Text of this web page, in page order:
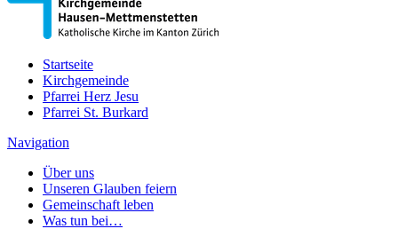
Startseite
Kirchgemeinde
Pfarrei Herz Jesu
Pfarrei St. Burkard
Navigation
Über uns
Unseren Glauben feiern
Gemeinschaft leben
Was tun bei…